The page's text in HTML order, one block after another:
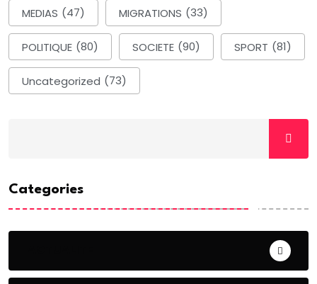
MEDIAS (47) MIGRATIONS (33)
POLITIQUE (80) SOCIETE (90) SPORT (81)
Uncategorized (73)
Categories